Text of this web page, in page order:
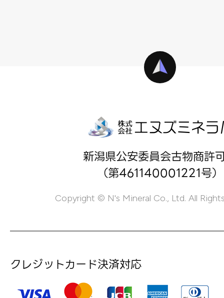
新潟県公安委員会古物商許
（第461140001221号）
Copyright © N's Mineral Co., Ltd. All
クレジットカード決済対応